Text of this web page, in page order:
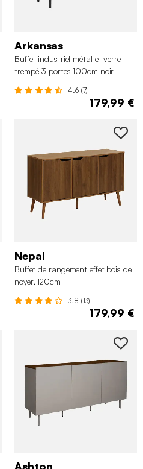
Arkansas
Buffet industriel métal et verre
trempé 3 portes 100cm noir
4.6 (7)
179,99 €
Nepal
Buffet de rangement effet bois de
noyer, 120cm
3.8 (13)
179,99 €
Ashton